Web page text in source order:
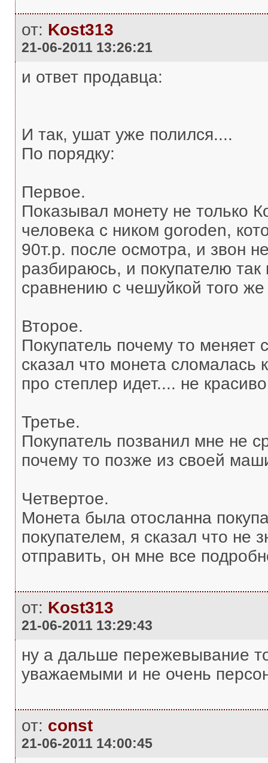
от: Kost313
21-06-2011 13:26:21
и ответ продавца:
И так, ушат уже полился....
По порядку:
Первое.
Показывал монету не только
человека с ником goroden,
90т.р. после осмотра, и звон
разбираюсь, и покупателю
сравнению с чешуйкой того
Второе.
Покупатель почему то меняет
сказал что монета сломалась
про степлер идет.... не
Третье.
Покупатель позванил мне не
почему то позже из своей
Четвертое.
Монета была отосланна
покупателем, я сказал что не
отправить, он мне все
от: Kost313
21-06-2011 13:29:43
ну а дальше пережевывание
уважаемыми и не очень
от: const
21-06-2011 14:00:45